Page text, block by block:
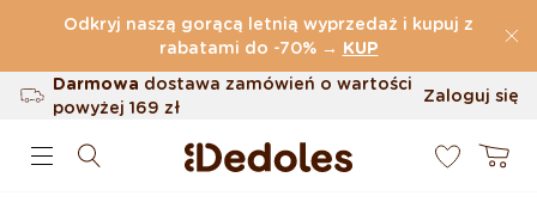
Przejdź do treści
Odkryj naszą gorącą letnią wyprzedaż i kupuj z
rabatami do -70% → KUP
(32.819 Opinie)
Darmowa dostawa zamówień o wartości
powyżej169 zł
Możliwość zwrotu w ciągu 100 dni
Zaloguj się
Koszyk